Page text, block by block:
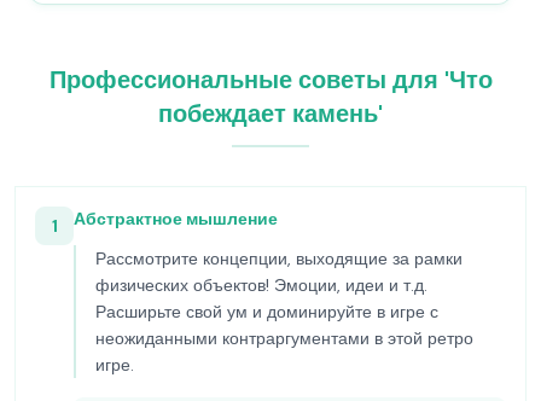
Профессиональные советы для 'Что
побеждает камень'
1
Абстрактное мышление
Рассмотрите концепции, выходящие за рамки
физических объектов! Эмоции, идеи и т.д.
Расширьте свой ум и доминируйте в игре с
неожиданными контраргументами в этой ретро
игре.